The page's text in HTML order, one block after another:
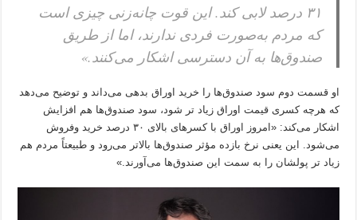
۳۱ درصد لابی کند. این قوت چانه‌زنی چیزی است
که مردم به‌صورت فردی ندارند، اما از طریق
صندوق‌ها به آن دسترسی اشکار می‌کنند.»
او قسمت دوم سود صندوق‌ها را خرید اوراق بدهی می‌داند و توضیح می‌دهد
که هرچه کسری قیمت اوراق زیاد تر شود، سود صندوق‌ها هم افزایش
اشکار می‌کند: «امروز اوراق با کسرهای بالای ۳۰ درصد خرید وفروش
می‌شود. این یعنی نرخ بازده مؤثر صندوق‌ها بالاتر می‌رود و طبیعتاً مردم هم
زیاد تر پولشان را به سمت این صندوق‌ها می‌آورند.»